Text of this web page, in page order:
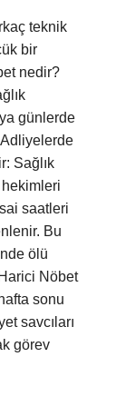
teknik
bir
nedir?
günlerde
Sağlık
saatleri
Bu
ölü
Nöbet
sonu
savcıları
görev